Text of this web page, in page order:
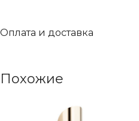
Оплата и доставка
Похожие